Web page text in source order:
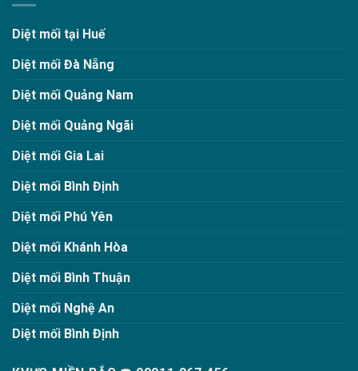
Diệt mối tại Huế
Diệt mối Đà Nẵng
Diệt mối Quảng Nam
Diệt mối Quảng Ngãi
Diệt mối Gia Lai
Diệt mối Bình Định
Diệt mối Phú Yên
Diệt mối Khánh Hòa
Diệt mối Bình Thuận
Diệt mối Nghệ An
Diệt mối Bình Định